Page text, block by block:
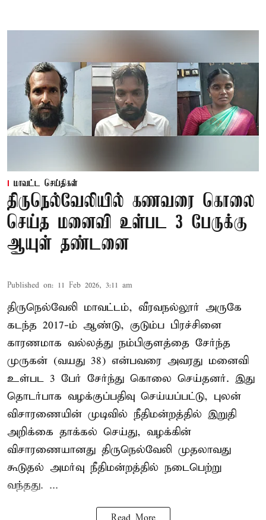
மாவட்ட செய்திகள்
திருநெல்வேலியில் கணவரை கொலை
செய்த மனைவி உள்பட 3 பேருக்கு
ஆயுள் தண்டனை
Published on: 11 Feb 2026, 3:11 am
திருநெல்வேலி மாவட்டம், வீரவநல்லூர் அருகே
கடந்த 2017-ம் ஆண்டு, குடும்ப பிரச்சினை
காரணமாக வல்லத்து நம்பிகுளத்தை சேர்ந்த
முருகன் (வயது 38) என்பவரை அவரது மனைவி
உள்பட 3 பேர் சேர்ந்து கொலை செய்தனர். இது
தொடர்பாக வழக்குப்பதிவு செய்யப்பட்டு, புலன்
விசாரணையின் முடிவில் நீதிமன்றத்தில் இறுதி
அறிக்கை தாக்கல் செய்து, வழக்கின்
விசாரணையானது திருநெல்வேலி முதலாவது
கூடுதல் அமர்வு நீதிமன்றத்தில் நடைபெற்று
வந்தது. ...